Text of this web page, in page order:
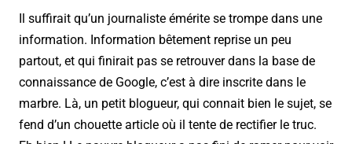
Il suffirait qu’un journaliste émérite se trompe dans une
information. Information bêtement reprise un peu
partout, et qui finirait pas se retrouver dans la base de
connaissance de Google, c’est à dire inscrite dans le
marbre. Là, un petit blogueur, qui connait bien le sujet, se
fend d’un chouette article où il tente de rectifier le truc.